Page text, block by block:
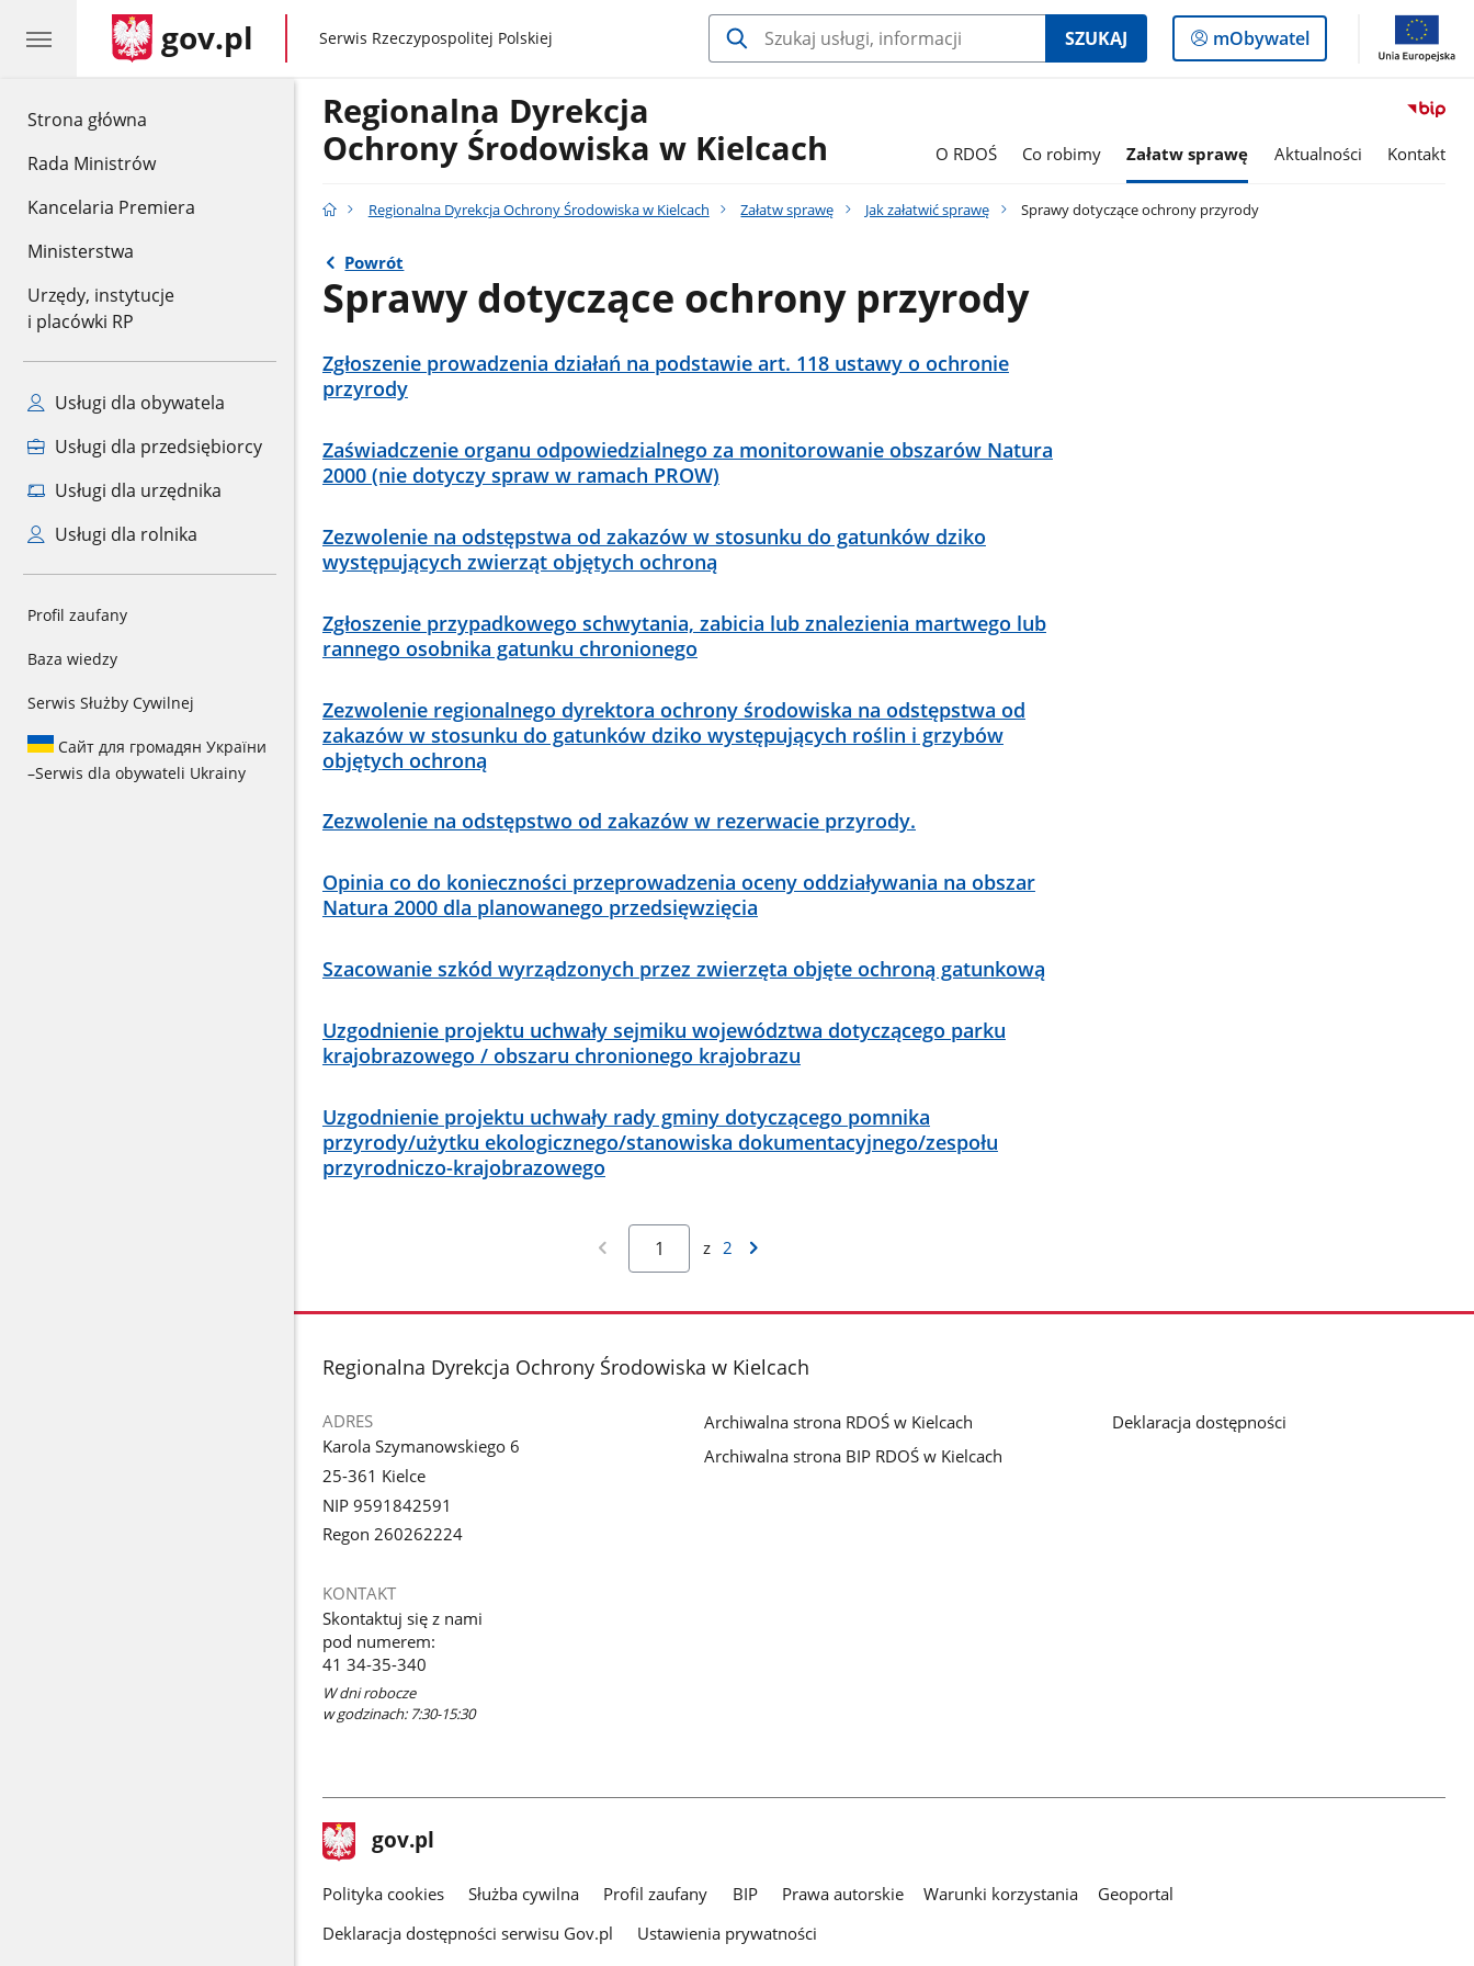
Strona główna
Rada Ministrów
Kancelaria Premiera
Ministerstwa
Urzędy, instytucje
i placówki RP
Usługi dla obywatela
Usługi dla przedsiębiorcy
Usługi dla urzędnika
Usługi dla rolnika
Profil zaufany
Baza wiedzy
Serwis Służby Cywilnej
Сайт для громадян України
–Serwis dla obywateli Ukrainy
gov.pl gov.pl
Serwis Rzeczypospolitej Polskiej SZUKAJ
Logowanie
do
mObywatel
Regionalna Dyrekcja
Ochrony Środowiska w Kielcach
O RDOŚ Co robimy Załatw sprawę Aktualności Kontakt
Regionalna Dyrekcja Ochrony Środowiska w Kielcach Załatw sprawę Jak załatwić sprawę Sprawy dotyczące ochrony przyrody
Powrót
Sprawy dotyczące ochrony przyrody
Zgłoszenie prowadzenia działań na podstawie art. 118 ustawy o ochronie
przyrody
Zaświadczenie organu odpowiedzialnego za monitorowanie obszarów Natura
2000 (nie dotyczy spraw w ramach PROW)
Zezwolenie na odstępstwa od zakazów w stosunku do gatunków dziko
występujących zwierząt objętych ochroną
Zgłoszenie przypadkowego schwytania, zabicia lub znalezienia martwego lub
rannego osobnika gatunku chronionego
Zezwolenie regionalnego dyrektora ochrony środowiska na odstępstwa od
zakazów w stosunku do gatunków dziko występujących roślin i grzybów
objętych ochroną
Zezwolenie na odstępstwo od zakazów w rezerwacie przyrody.
Opinia co do konieczności przeprowadzenia oceny oddziaływania na obszar
Natura 2000 dla planowanego przedsięwzięcia
Szacowanie szkód wyrządzonych przez zwierzęta objęte ochroną gatunkową
Uzgodnienie projektu uchwały sejmiku województwa dotyczącego parku
krajobrazowego / obszaru chronionego krajobrazu
Uzgodnienie projektu uchwały rady gminy dotyczącego pomnika
przyrody/użytku ekologicznego/stanowiska dokumentacyjnego/zespołu
przyrodniczo-krajobrazowego
z 2
stopka
Regionalna Dyrekcja Ochrony Środowiska w Kielcach
ADRES
Karola Szymanowskiego 6
25-361 Kielce
NIP 9591842591
Regon 260262224
KONTAKT
Skontaktuj się z nami
pod numerem:
41 34-35-340
W dni robocze
w godzinach: 7:30-15:30
Archiwalna strona RDOŚ w Kielcach
Archiwalna strona BIP RDOŚ w Kielcach
Deklaracja dostępności
stopka
gov.pl Strona
gov.pl
gov.pl
Polityka cookies Służba cywilna Profil zaufany BIP Prawa autorskie Warunki korzystania
Geoportal
Deklaracja dostępności serwisu Gov.pl
Ustawienia prywatności